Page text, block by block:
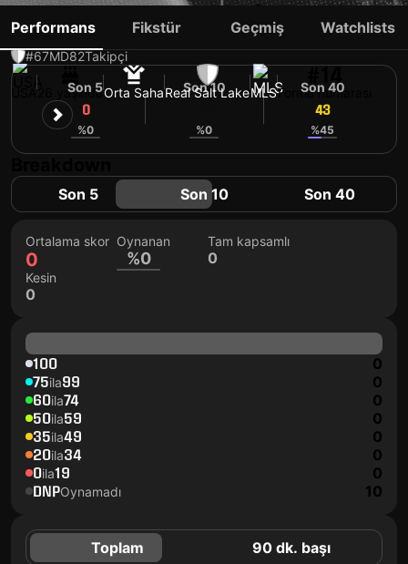
EMEKA ENELI
#67MD82Takipçi
26 yaşındaOrta SahaReal Salt LakeMLSForma numarası
Performans Fikstür Geçmiş Watchlists
Son 5
0
%0
Son 10
%0
Son 40
43
%45
Son 5 Son 10 Son 40
Ortalama skor
0
Oynanan
%0
Tam kapsamlı
0
Kesin
0
100 0
75ila99 0
60ila74 0
50ila59 0
35ila49 0
20ila34 0
0ila19 0
DNPOynamadı 10
Toplam 90 dk. başı